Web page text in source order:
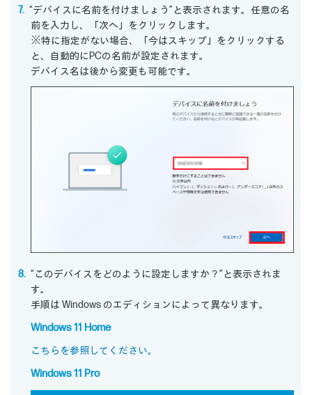
“デバイスに名前を付けましょう”と表示されます。任意の名
前を入力し、「次へ」をクリックします。
※特に指定がない場合、「今はスキップ」をクリックする
と、自動的にPCの名前が設定されます。
デバイス名は後から変更も可能です。
“このデバイスをどのように設定しますか？”と表示されま
す。
手順は Windows のエディションによって異なります。
Windows 11 Home
こちらを参照してください。
Windows 11 Pro